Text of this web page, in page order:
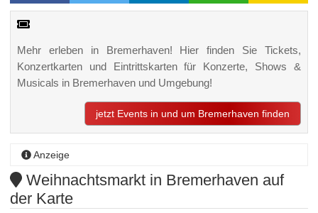
Mehr erleben in Bremerhaven! Hier finden Sie Tickets,
Konzertkarten und Eintrittskarten für Konzerte, Shows &
Musicals in Bremerhaven und Umgebung!
jetzt Events in und um Bremerhaven finden
Anzeige
Weihnachtsmarkt in Bremerhaven auf
der Karte